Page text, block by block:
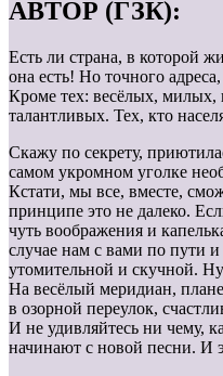
АВТОР (ГЗК):
Есть ли страна, в которой
она есть! Но точного
Кроме тех: весёлых, милых,
талантливых. Тех, кто
Скажу по секрету,
самом укромном уголке
Кстати, мы все, вместе,
принципе это не далеко.
чуть воображения и
случае нам с вами по пути
утомительной и скучной.
На весёлый меридиан,
в озорной переулок,
И не удивляйтесь ни чему,
начинают с новой песни. И